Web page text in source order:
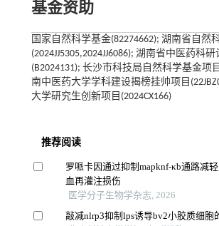
基金资助
国家自然科学基金(82274662); 湖南省自然
(2024JJ5305,2024JJ6086); 湖南省中医药科
(B2024131); 长沙市科技局自然科学基金项
南中医药大学学科建设揭榜挂帅项目
大学研究生创新项目(2024CX166)